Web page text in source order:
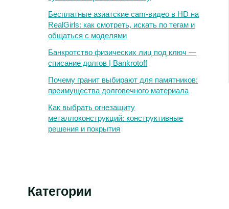
Бесплатные азиатские cam-видео в HD на
RealGirls: как смотреть, искать по тегам и
общаться с моделями
Банкротство физических лиц под ключ —
списание долгов | Bankrotoff
Почему гранит выбирают для памятников:
преимущества долговечного материала
Как выбрать огнезащиту
металлоконструкций: конструктивные
решения и покрытия
Категории